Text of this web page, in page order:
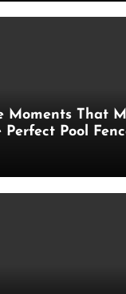
Moments That
Perfect Pool